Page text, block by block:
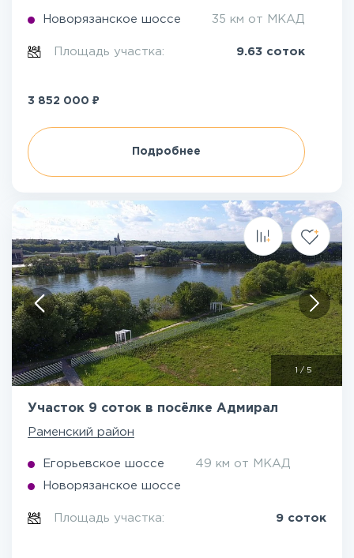
Новорязанское шоссе 35 км от МКАД
Площадь участка: 9.63 соток
3 852 000 ₽
Подробнее
1 / 5
Участок 9 соток в посёлке Адмирал
Раменский район
Егорьевское шоссе 49 км от МКАД
Новорязанское шоссе
Площадь участка: 9 соток